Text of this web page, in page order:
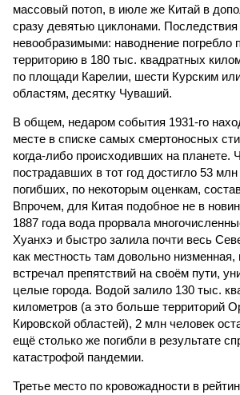
массовый потоп, в июле же Китай в
сразу девятью циклонами. Последствия
невообразимыми: наводнение погребло
территорию в 180 тыс. квадратных
по площади Карелии, шести Курским
областям, десятку Чуваший.
В общем, недаром события 1931-го
месте в списке самых смертоносных
когда-либо происходивших на планете.
пострадавших в тот год достигло 53
погибших, по некоторым оценкам,
Впрочем, для Китая подобное не в
1887 года вода прорвала
Хуанхэ и быстро залила почти весь
как местность там довольно низменная,
встречал препятствий на своём пути,
целые города. Водой залило 130 тыс.
километров (а это больше территорий
Кировской областей), 2 млн человек
ещё столько же погибли в результате
катастрофой пандемии.
Третье место по кровожадности в